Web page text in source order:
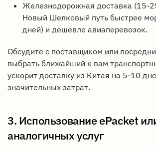
Железнодорожная доставка (15-
Новый Шелковый путь быстрее
дней) и дешевле авиаперевозок.
Обсудите с поставщиком или
выбрать ближайший к вам
ускорит доставку из Китая на 5-10
значительных затрат.
3. Использование ePacket
аналогичных услуг